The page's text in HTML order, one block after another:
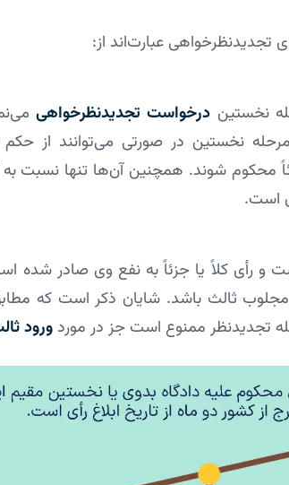
تجدیدنظرخواهی عبارت‌اند از:
نخستین درخواست تجدیدنظرخواهی
نخستین در صورتی می‌­توانند از حکم
محکوم شوند. همچنین آن­‌ها تنها نسبت
است.
رأی کلاً یا جزئاً به نفع وی صادر شده
تجدیدنظر ممنوع است جز در مورد ورود